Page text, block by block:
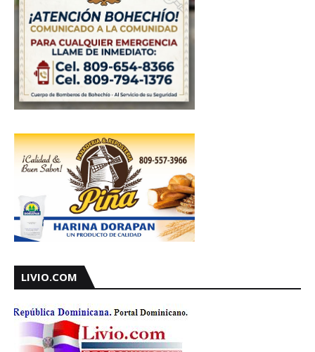
LIVIO.COM